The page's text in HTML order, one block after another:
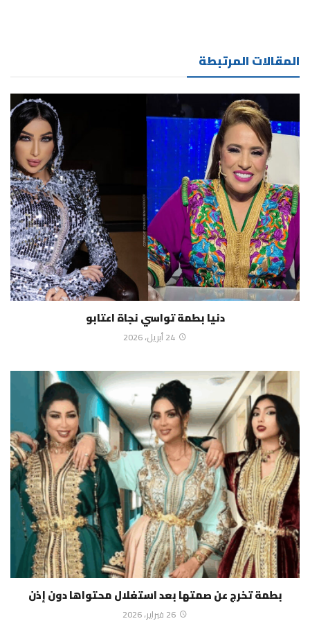
المقالات المرتبطة
دنيا بطمة تواسي نجاة اعتابو
24 أبريل، 2026
بطمة تخرج عن صمتها بعد استغلال محتواها دون إذن
26 فبراير، 2026